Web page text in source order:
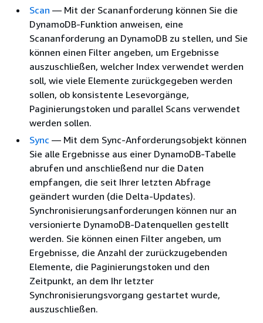
Scan — Mit der Scananforderung können Sie die
DynamoDB-Funktion anweisen, eine
Scananforderung an DynamoDB zu stellen, und Sie
können einen Filter angeben, um Ergebnisse
auszuschließen, welcher Index verwendet werden
soll, wie viele Elemente zurückgegeben werden
sollen, ob konsistente Lesevorgänge,
Paginierungstoken und parallel Scans verwendet
werden sollen.
Sync — Mit dem Sync-Anforderungsobjekt können
Sie alle Ergebnisse aus einer DynamoDB-Tabelle
abrufen und anschließend nur die Daten
empfangen, die seit Ihrer letzten Abfrage
geändert wurden (die Delta-Updates).
Synchronisierungsanforderungen können nur an
versionierte DynamoDB-Datenquellen gestellt
werden. Sie können einen Filter angeben, um
Ergebnisse, die Anzahl der zurückzugebenden
Elemente, die Paginierungstoken und den
Zeitpunkt, an dem Ihr letzter
Synchronisierungsvorgang gestartet wurde,
auszuschließen.